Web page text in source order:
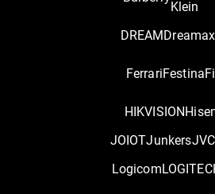
Klein
DREAMDreamax
FerrariFestina
HIKVISION
JOIOTJunkersJVC
Logicom